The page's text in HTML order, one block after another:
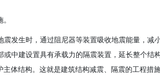
发生时，通过阻尼器等装置吸收地震能量，减
中建设置具有承载力的隔震装置，延长整个结
体结构。这就是建筑结构减震、隔震的工程措施